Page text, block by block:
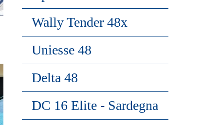
Wally Tender 48x
Uniesse 48
Delta 48
DC 16 Elite - Sardegna